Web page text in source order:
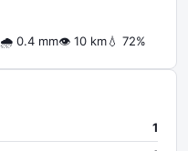
🌧 0.4 mm👁 10 km💧 72%
1